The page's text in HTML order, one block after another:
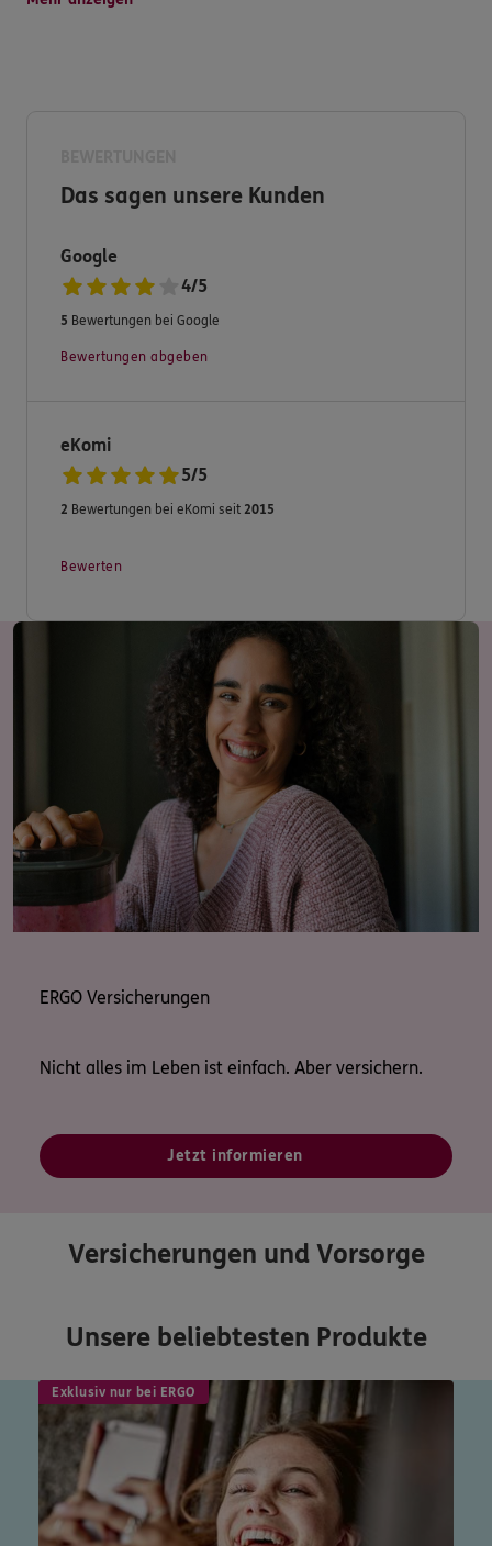
i.d.OPf.
Das sagen unsere Kunden
Google
4/5
5 Bewertungen bei Google
Bewertungen abgeben
eKomi
5/5
2 Bewertungen bei eKomi seit 2015
Bewerten
ERGO Versicherungen
Nicht alles im Leben ist einfach. Aber versichern.
Jetzt informieren
Versicherungen und Vorsorge
Unsere beliebtesten Produkte
Exklusiv nur bei ERGO